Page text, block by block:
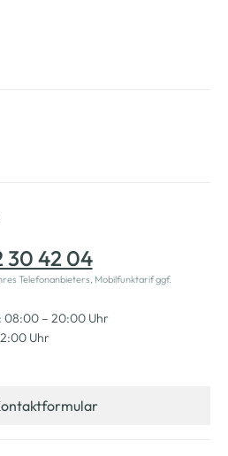
30 42 04
Telefonanbieters, Mobilfunktarif ggf.
08:00 – 20:00 Uhr
Uhr